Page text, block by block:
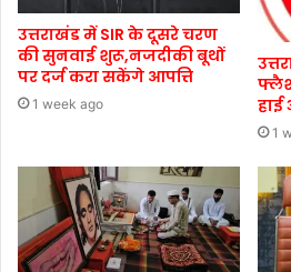
उत्तराखंड में SIR के दूसरे चरण
की सुनवाई शुरू,नजदीकी बूथों
पर दर्ज करा सकेंगे आपत्ति
1 week ago
हाई
1